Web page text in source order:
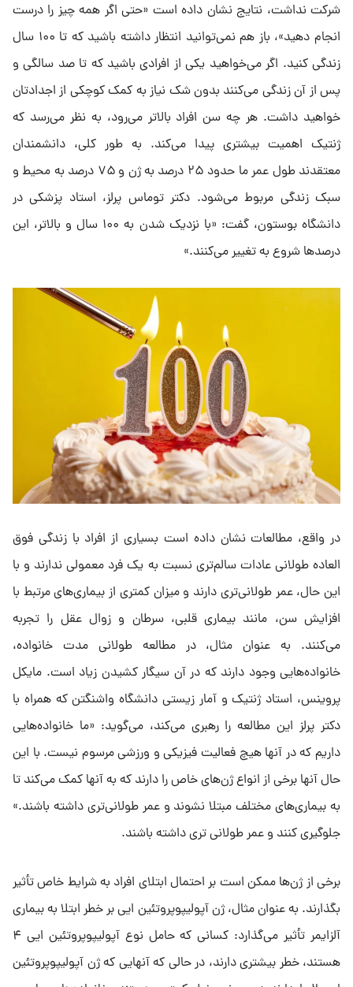
شرکت نداشت، نتایج نشان داده است «حتی اگر همه چیز را درست
انجام دهید»، باز هم نمی‌توانید انتظار داشته باشید که تا ۱۰۰ سال
زندگی کنید. اگر می‌خواهید یکی از افرادی باشید که تا صد سالگی و
پس از آن زندگی می‌کنند بدون شک نیاز به کمک کوچکی از اجدادتان
خواهید داشت. هر چه سن افراد بالاتر می‌رود، به نظر می‌رسد که
ژنتیک اهمیت بیشتری پیدا می‌کند. به طور کلی، دانشمندان
معتقدند طول عمر ما حدود ۲۵ درصد به ژن و ۷۵ درصد به محیط و
سبک زندگی مربوط می‌شود. دکتر توماس پرلز، استاد پزشکی در
دانشگاه بوستون، گفت: «با نزدیک شدن به ۱۰۰ سال و بالاتر، این
درصد‌ها شروع به تغییر می‌کنند.»
در واقع، مطالعات نشان داده است بسیاری از افراد با زندگی فوق
العاده طولانی عادات سالم‌تری نسبت به یک فرد معمولی ندارند و با
این حال، عمر طولانی‌تری دارند و میزان کمتری از بیماری‌های مرتبط با
افزایش سن، مانند بیماری قلبی، سرطان و زوال عقل را تجربه
می‌کنند. به عنوان مثال، در مطالعه طولانی مدت خانواده،
خانواده‌هایی وجود دارند که در آن سیگار کشیدن زیاد است. مایکل
پروینس، استاد ژنتیک و آمار زیستی دانشگاه واشنگتن که همراه با
دکتر پرلز این مطالعه را رهبری می‌کند، می‌گوید: «ما خانواده‌هایی
داریم که در آنها هیچ فعالیت فیزیکی و ورزشی مرسوم نیست. با این
حال آنها برخی از انواع ژن‌های خاص را دارند که به آنها کمک می‌کند تا
به بیماری‌های مختلف مبتلا نشوند و عمر طولانی‌تری داشته باشند.»
جلوگیری کنند و عمر طولانی تری داشته باشند.
برخی از ژن‌ها ممکن است بر احتمال ابتلای افراد به شرایط خاص تأثیر
بگذارند. به عنوان مثال، ژن آپولیپوپروتئین ایی بر خطر ابتلا به بیماری
آلزایمر تأثیر می‌گذارد: کسانی که حامل نوع آپولیپوپروتئین ایی ۴
هستند، خطر بیشتری دارند، در حالی که آنهایی که ژن آپولیپوپروتئین